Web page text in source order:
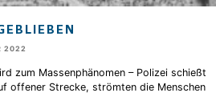
2022
zum Massenphänomen – Polizei schießt
offener Strecke, strömten die Menschen